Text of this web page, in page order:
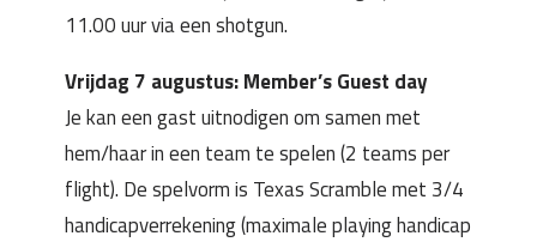
11.00 uur via een shotgun.
Vrijdag 7 augustus: Member’s Guest day
Je kan een gast uitnodigen om samen met
hem/haar in een team te spelen (2 teams per
flight). De spelvorm is Texas Scramble met 3/4
handicapverrekening (maximale playing handicap